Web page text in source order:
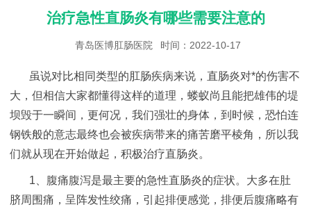
治疗急性直肠炎有哪些需要注意的
青岛医博肛肠医院 时间：2022-10-17
虽说对比相同类型的肛肠疾病来说，直肠炎对*的伤害不
大，但相信大家都懂得这样的道理，蝼蚁尚且能把雄伟的堤
坝毁于一瞬间，更何况，我们强壮的身体，到时候，恐怕连
钢铁般的意志最终也会被疾病带来的痛苦磨平棱角，所以我
们就从现在开始做起，积极治疗直肠炎。
1、腹痛腹泻是最主要的急性直肠炎的症状。大多在肚
脐周围痛，呈阵发性绞痛，引起排便感觉，排便后腹痛略有